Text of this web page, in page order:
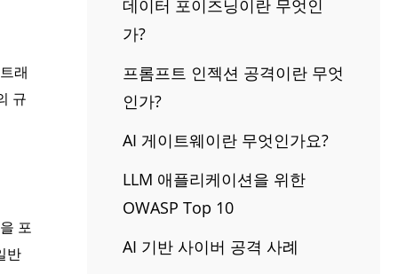
래
규
포
반
데이터 포이즈닝이란 무엇인
가?
프롬프트 인젝션 공격이란 무엇
인가?
AI 게이트웨이란 무엇인가요?
LLM 애플리케이션을 위한
OWASP Top 10
AI 기반 사이버 공격 사례